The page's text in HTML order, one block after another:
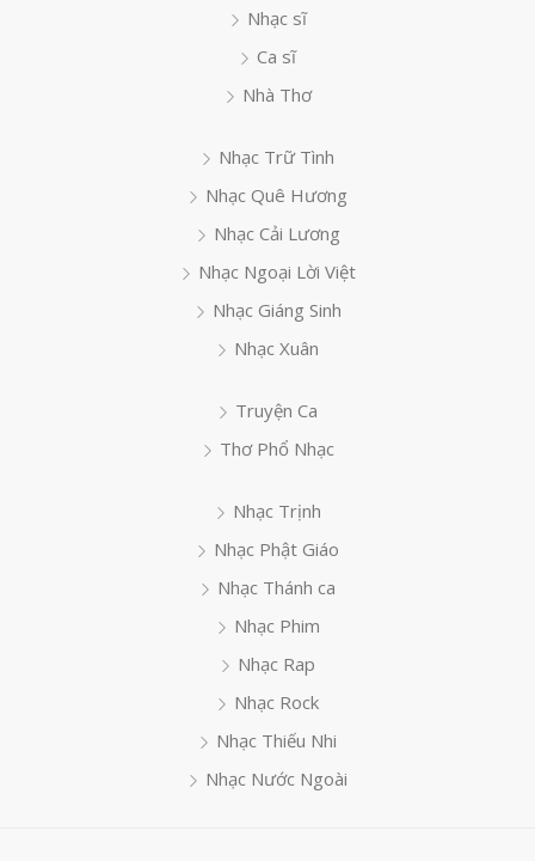
Nhạc sĩ
Ca sĩ
Nhà Thơ
Nhạc Trữ Tình
Nhạc Quê Hương
Nhạc Cải Lương
Nhạc Ngoại Lời Việt
Nhạc Giáng Sinh
Nhạc Xuân
Truyện Ca
Thơ Phổ Nhạc
Nhạc Trịnh
Nhạc Phật Giáo
Nhạc Thánh ca
Nhạc Phim
Nhạc Rap
Nhạc Rock
Nhạc Thiếu Nhi
Nhạc Nước Ngoài